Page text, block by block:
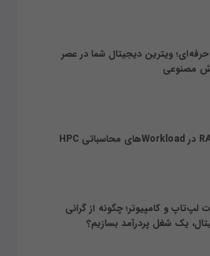
ویترین دیجیتال شما در عصر
مصنوعی
لپ‌تاپ و کامپیوتر؛ چگونه از گرانی
یک شغل پردرآمد بسازیم؟